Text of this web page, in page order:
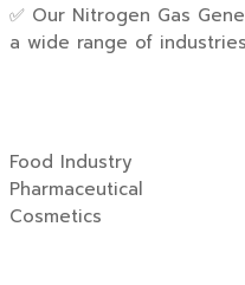
✅ Our Nitrogen Gas
a wide range of
Food Industry
Pharmaceutical
Cosmetics